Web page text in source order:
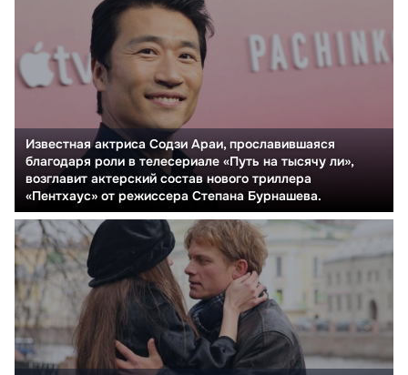
Известная актриса Содзи Араи, прославившаяся
благодаря роли в телесериале «Путь на тысячу ли»,
возглавит актерский состав нового триллера
«Пентхаус» от режиссера Степана Бурнашева.